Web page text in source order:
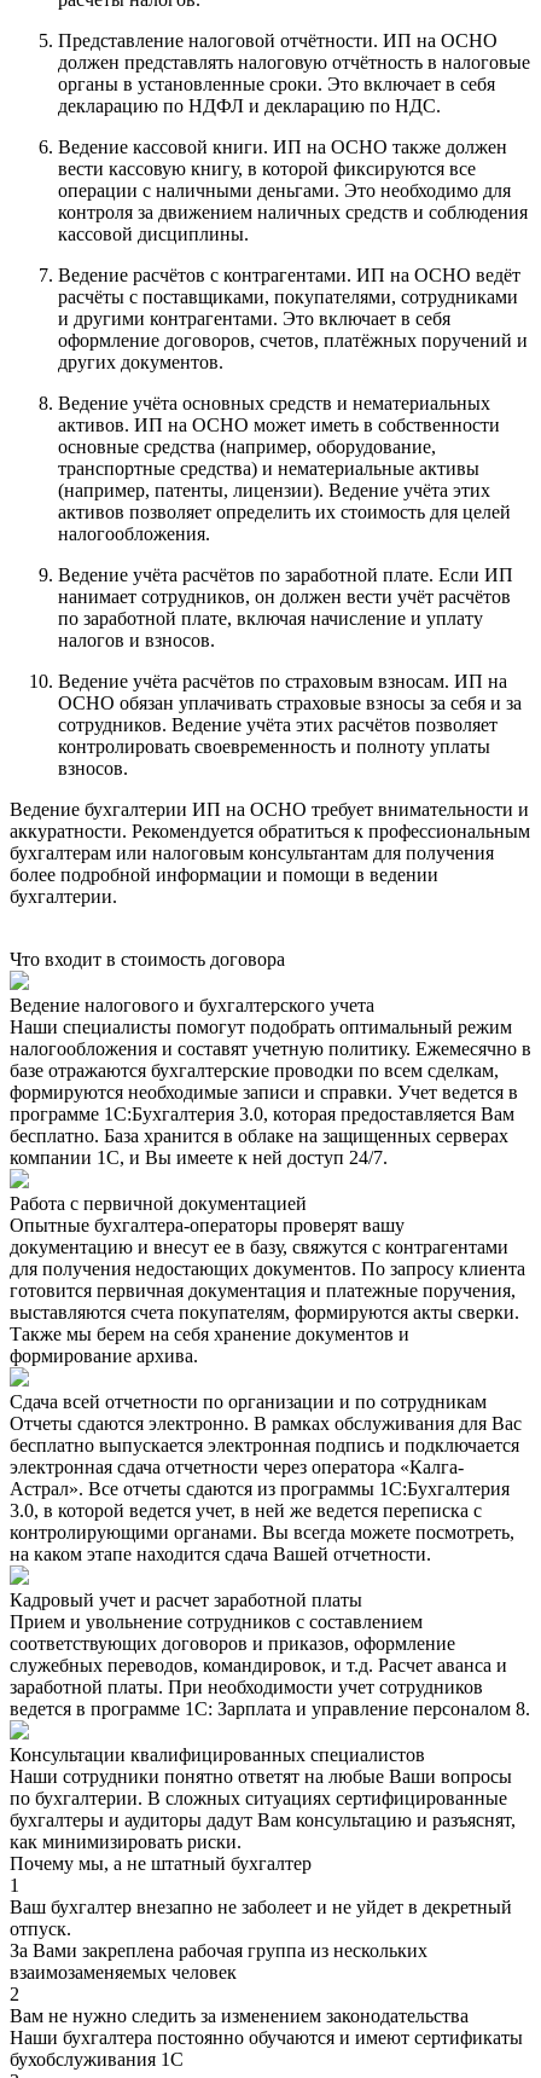
Представление налоговой отчётности. ИП на ОСНО
должен представлять налоговую отчётность в налоговые
органы в установленные сроки. Это включает в себя
декларацию по НДФЛ и декларацию по НДС.
Ведение кассовой книги. ИП на ОСНО также должен
вести кассовую книгу, в которой фиксируются все
операции с наличными деньгами. Это необходимо для
контроля за движением наличных средств и соблюдения
кассовой дисциплины.
Ведение расчётов с контрагентами. ИП на ОСНО ведёт
расчёты с поставщиками, покупателями, сотрудниками
и другими контрагентами. Это включает в себя
оформление договоров, счетов, платёжных поручений и
других документов.
Ведение учёта основных средств и нематериальных
активов. ИП на ОСНО может иметь в собственности
основные средства (например, оборудование,
транспортные средства) и нематериальные активы
(например, патенты, лицензии). Ведение учёта этих
активов позволяет определить их стоимость для целей
налогообложения.
Ведение учёта расчётов по заработной плате. Если ИП
нанимает сотрудников, он должен вести учёт расчётов
по заработной плате, включая начисление и уплату
налогов и взносов.
Ведение учёта расчётов по страховым взносам. ИП на
ОСНО обязан уплачивать страховые взносы за себя и за
сотрудников. Ведение учёта этих расчётов позволяет
контролировать своевременность и полноту уплаты
взносов.
Ведение бухгалтерии ИП на ОСНО требует внимательности и
аккуратности. Рекомендуется обратиться к профессиональным
бухгалтерам или налоговым консультантам для получения
более подробной информации и помощи в ведении
бухгалтерии.
Что входит в стоимость договора
Ведение налогового и бухгалтерского учета
Наши специалисты помогут подобрать оптимальный режим
налогообложения и составят учетную политику. Ежемесячно в
базе отражаются бухгалтерские проводки по всем сделкам,
формируются необходимые записи и справки. Учет ведется в
программе 1С:Бухгалтерия 3.0, которая предоставляется Вам
бесплатно. База хранится в облаке на защищенных серверах
компании 1С, и Вы имеете к ней доступ 24/7.
Работа с первичной документацией
Опытные бухгалтера-операторы проверят вашу
документацию и внесут ее в базу, свяжутся с контрагентами
для получения недостающих документов. По запросу клиента
готовится первичная документация и платежные поручения,
выставляются счета покупателям, формируются акты сверки.
Также мы берем на себя хранение документов и
формирование архива.
Сдача всей отчетности по организации и по сотрудникам
Отчеты сдаются электронно. В рамках обслуживания для Вас
бесплатно выпускается электронная подпись и подключается
электронная сдача отчетности через оператора «Калга-
Астрал». Все отчеты сдаются из программы 1С:Бухгалтерия
3.0, в которой ведется учет, в ней же ведется переписка с
контролирующими органами. Вы всегда можете посмотреть,
на каком этапе находится сдача Вашей отчетности.
Кадровый учет и расчет заработной платы
Прием и увольнение сотрудников с составлением
соответствующих договоров и приказов, оформление
служебных переводов, командировок, и т.д. Расчет аванса и
заработной платы. При необходимости учет сотрудников
ведется в программе 1С: Зарплата и управление персоналом 8.
Консультации квалифицированных специалистов
Наши сотрудники понятно ответят на любые Ваши вопросы
по бухгалтерии. В сложных ситуациях сертифицированные
бухгалтеры и аудиторы дадут Вам консультацию и разъяснят,
как минимизировать риски.
Почему мы, а не штатный бухгалтер
1
Ваш бухгалтер внезапно не заболеет и не уйдет в декретный
отпуск.
За Вами закреплена рабочая группа из нескольких
взаимозаменяемых человек
2
Вам не нужно следить за изменением законодательства
Наши бухгалтера постоянно обучаются и имеют сертификаты
бухобслуживания 1С